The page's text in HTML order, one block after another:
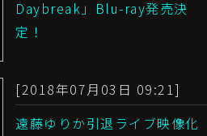
Daybreak」Blu-ray発売決
定！
[2018年07月03日 09:21]
遠藤ゆりか引退ライブ映像化